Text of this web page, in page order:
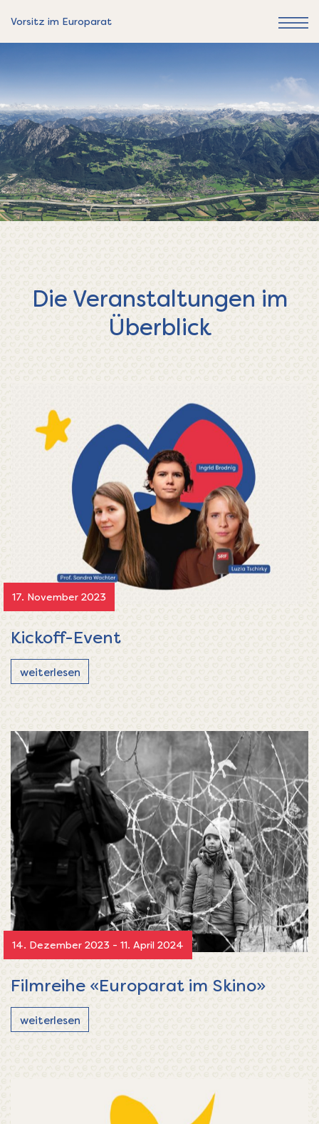
Vorsitz im Europarat
Die Veranstaltungen im
Überblick
17. November 2023
Kickoff-Event
weiterlesen
14. Dezember 2023 - 11. April 2024
Filmreihe «Europarat im Skino»
weiterlesen